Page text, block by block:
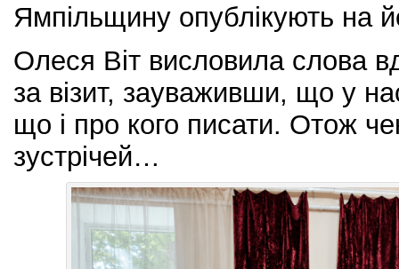
Ямпільщину опублікують на
Олеся Віт висловила слова
за візит, зауваживши, що у
що і про кого писати. Отож
зустрічей…